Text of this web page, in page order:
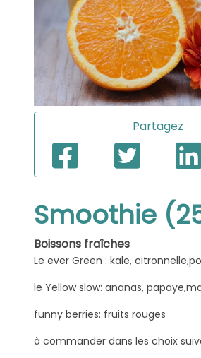
Partagez
Smoothie
Boissons fraîches
Le ever Green : kale,
le Yellow slow: ananas,
funny berries: fruits rouges
à commander dans les choix